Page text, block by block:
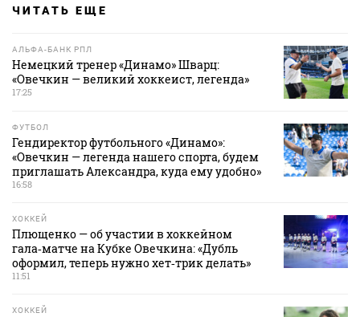
ЧИТАТЬ ЕЩЕ
АЛЬФА-БАНК РПЛ
Немецкий тренер «Динамо» Шварц:
«Овечкин — великий хоккеист, легенда»
17:25
ФУТБОЛ
Гендиректор футбольного «Динамо»:
«Овечкин — легенда нашего спорта, будем
приглашать Александра, куда ему удобно»
16:58
ХОККЕЙ
Плющенко — об участии в хоккейном
гала‑матче на Кубке Овечкина: «Дубль
оформил, теперь нужно хет‑трик делать»
11:51
ХОККЕЙ